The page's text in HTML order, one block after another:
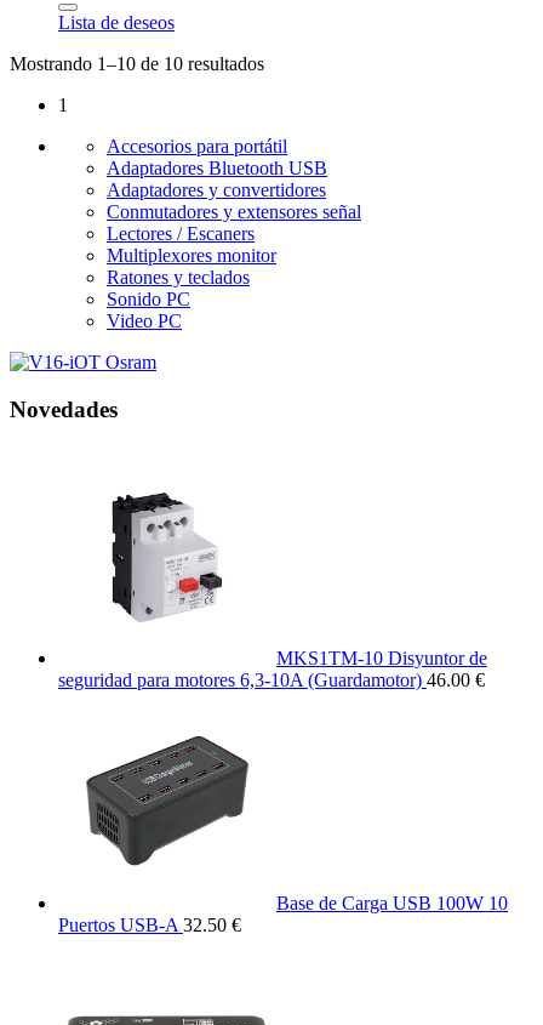
Lista de deseos
Mostrando 1–10 de 10 resultados
1
Accesorios para portátil
Adaptadores Bluetooth USB
Adaptadores y convertidores
Conmutadores y extensores señal
Lectores / Escaners
Multiplexores monitor
Ratones y teclados
Sonido PC
Video PC
Novedades
MKS1TM-10 Disyuntor de
seguridad para motores 6,3-10A (Guardamotor) 46.00 €
Base de Carga USB 100W 10
Puertos USB-A 32.50 €